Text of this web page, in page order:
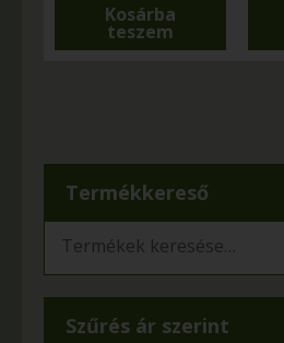
Kosárba
teszem
Termékkereső
Szűrés ár szerint